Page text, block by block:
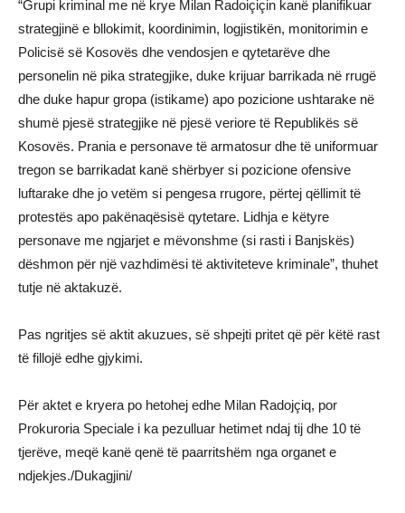
“Grupi kriminal me në krye Milan Radoiçiçin kanë planifikuar
strategjinë e bllokimit, koordinimin, logjistikën, monitorimin e
Policisë së Kosovës dhe vendosjen e qytetarëve dhe
personelin në pika strategjike, duke krijuar barrikada në rrugë
dhe duke hapur gropа (istikame) apo pozicione ushtarake në
shumë pjesë strategjike në pjesë veriore të Republikës së
Kosovës. Prania e personave të armatosur dhe të uniformuar
tregon se barrikadat kanë shërbyer si pozicione ofensive
luftarake dhe jo vetëm si pengesa rrugore, përtej qëllimit të
protestës apo pakënaqësisë qytetare. Lidhja e këtyre
personave me ngjarjet e mëvonshme (si rasti i Banjskës)
dëshmon për një vazhdimësi të aktiviteteve kriminale”, thuhet
tutje në aktakuzë.
Pas ngritjes së aktit akuzues, së shpejti pritet që për këtë rast
të fillojë edhe gjykimi.
Për aktet e kryera po hetohej edhe Milan Radojçiq, por
Prokuroria Speciale i ka pezulluar hetimet ndaj tij dhe 10 të
tjerëve, meqë kanë qenë të paarritshëm nga organet e
ndjekjes./Dukagjini/